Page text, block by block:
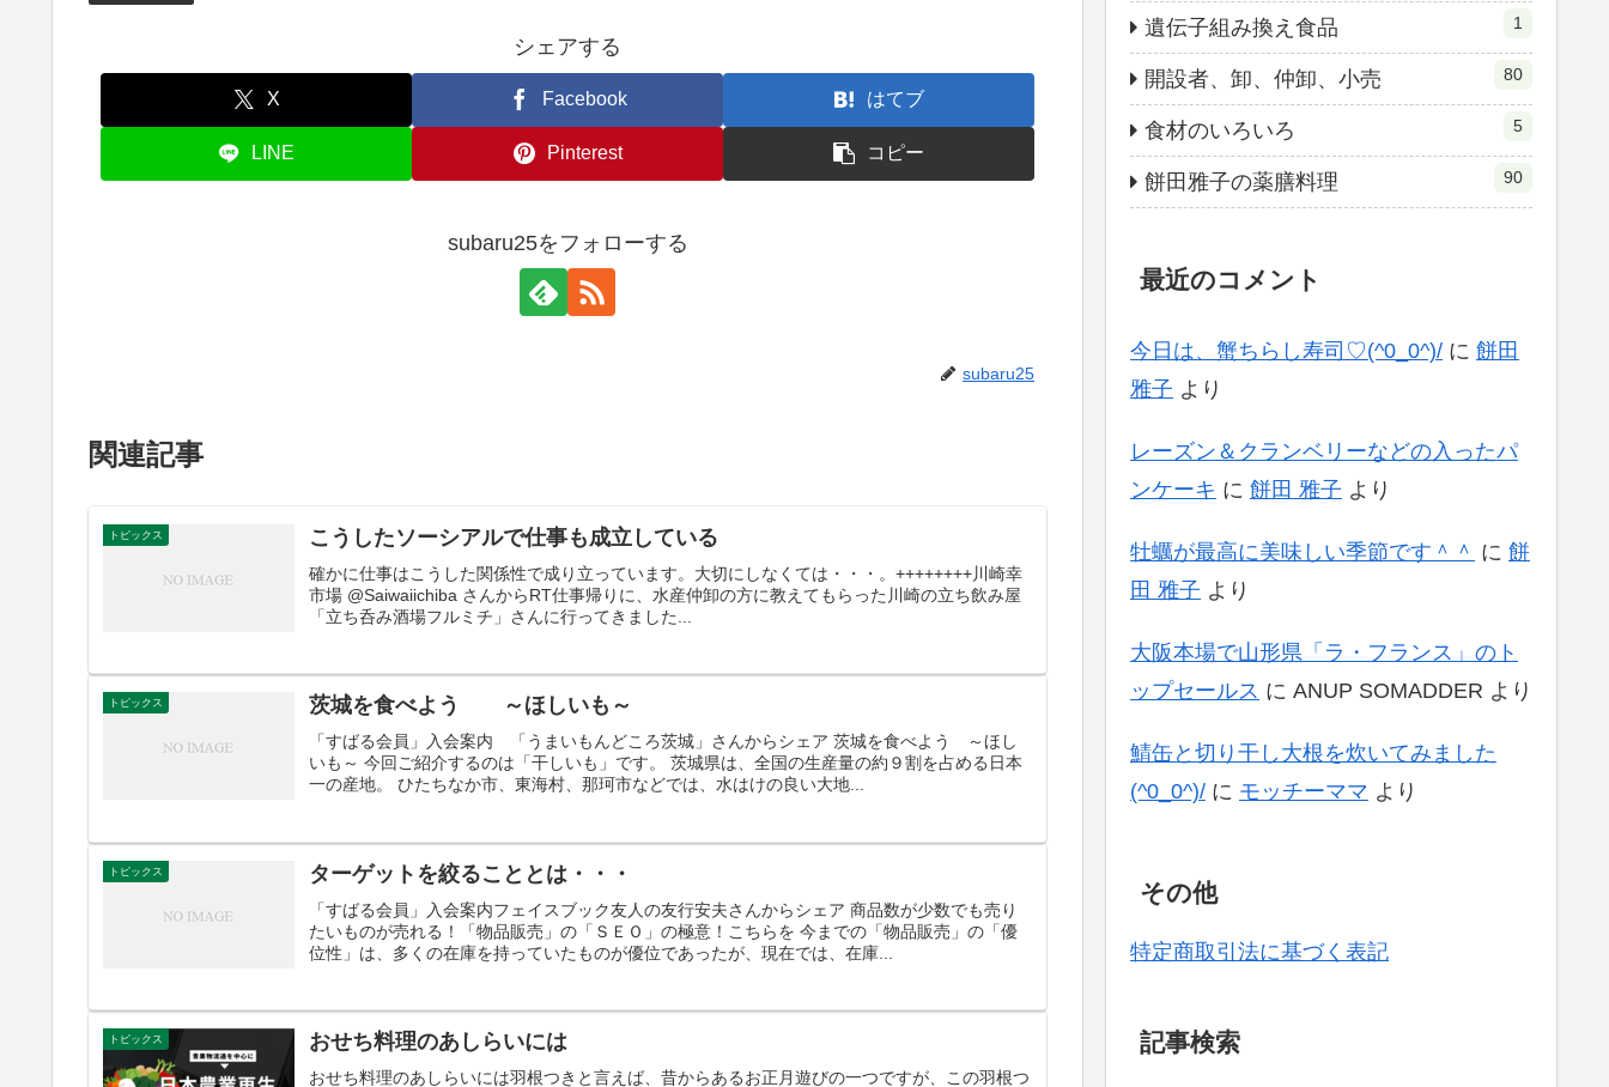
シェアする
X Facebook はてブ
LINE Pinterest コピー
subaru25をフォローする
subaru25
関連記事
トピックス こうしたソーシアルで仕事も成立している
確かに仕事はこうした関係性で成り立っています。大切にしなくては・・・。++++++++川崎幸
市場‏ @Saiwaiichiba さんからRT仕事帰りに、水産仲卸の方に教えてもらった川崎の立ち飲み屋
「立ち呑み酒場フルミチ」さんに行ってきました...
トピックス 茨城を食べよう ～ほしいも～
「すばる会員」入会案内 「うまいもんどころ茨城」さんからシェア 茨城を食べよう ～ほし
いも～ 今回ご紹介するのは「干しいも」です。 茨城県は、全国の生産量の約９割を占める日本
一の産地。 ひたちなか市、東海村、那珂市などでは、水はけの良い大地...
トピックス ターゲットを絞ることとは・・・
「すばる会員」入会案内フェイスブック友人の友行安夫さんからシェア 商品数が少数でも売り
たいものが売れる！「物品販売」の「ＳＥＯ」の極意！こちらを 今までの「物品販売」の「優
位性」は、多くの在庫を持っていたものが優位であったが、現在では、在庫...
トピックス おせち料理のあしらいには
おせち料理のあしらいには羽根つきと言えば、昔からあるお正月遊びの一つですが、この羽根つ
遺伝子組み換え食品 1
開設者、卸、仲卸、小売 80
食材のいろいろ 5
餅田雅子の薬膳料理 90
最近のコメント
今日は、蟹ちらし寿司♡(^0_0^)/ に 餅田
雅子 より
レーズン＆クランベリーなどの入ったパ
ンケーキ に 餅田 雅子 より
牡蠣が最高に美味しい季節です＾＾ に 餅
田 雅子 より
大阪本場で山形県「ラ・フランス」のト
ップセールス に ANUP SOMADDER より
鯖缶と切り干し大根を炊いてみました
(^0_0^)/ に モッチーママ より
その他
特定商取引法に基づく表記
記事検索